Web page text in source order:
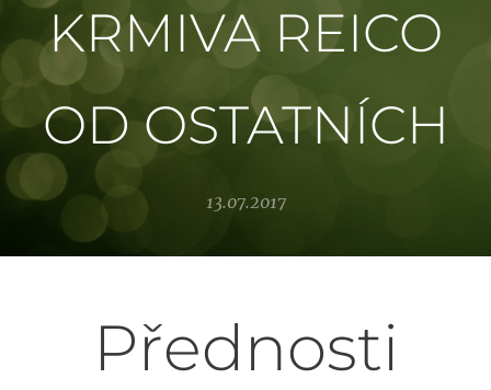
KRMIVA REICO
OD OSTATNÍCH
13.07.2017
Přednosti